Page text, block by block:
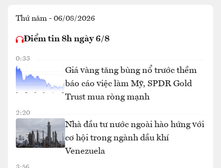
Thứ năm - 06/08/2026
Điểm tin 8h ngày 6/8
0:33
Giá vàng tăng bùng nổ trước thềm
báo cáo việc làm Mỹ, SPDR Gold
Trust mua ròng mạnh
2:20
Nhà đầu tư nước ngoài hào hứng với
cơ hội trong ngành dầu khí
Venezuela